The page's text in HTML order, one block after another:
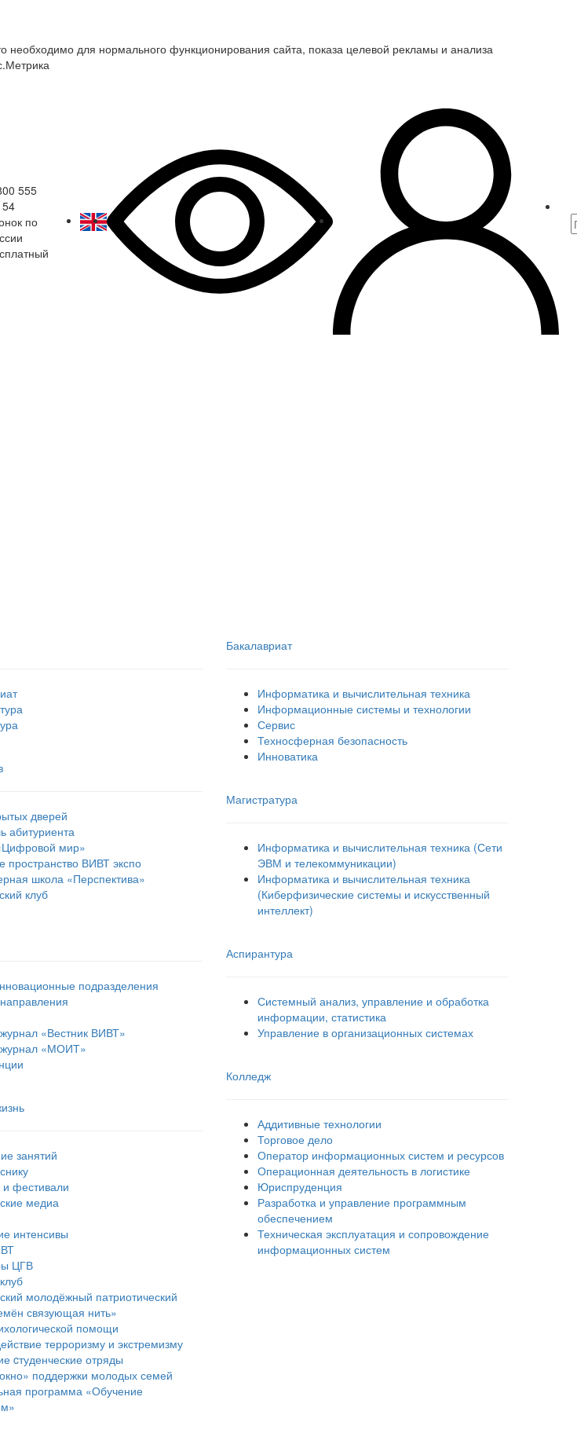
для нормального функционирования сайта, показа целевой рекламы и анализа
555
по
дверей
абитуриента
мир»
пространство ВИВТ экспо
школа «Перспектива»
клуб
подразделения
«Вестник ВИВТ»
«МОИТ»
занятий
и фестивали
медиа
интенсивы
ЦГВ
молодёжный патриотический
связующая нить»
помощи
терроризму и экстремизму
cтуденческие отряды
поддержки молодых семей
программа «Обучение
Бакалавриат
Информатика и вычислительная техника
Информационные системы и технологии
Сервис
Техносферная безопасность
Инноватика
Магистратура
Информатика и вычислительная техника (Сети
ЭВМ и телекоммуникации)
Информатика и вычислительная техника
(Киберфизические системы и искусственный
интеллект)
Аспирантура
Системный анализ, управление и обработка
информации, статистика
Управление в организационных системах
Колледж
Аддитивные технологии
Торговое дело
Оператор информационных систем и ресурсов
Операционная деятельность в логистике
Юриспруденция
Разработка и управление программным
обеспечением
Техническая эксплуатация и сопровождение
информационных систем